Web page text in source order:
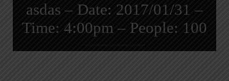
asdas – Date: 2017/01/31 –
Time: 4:00pm – People: 100